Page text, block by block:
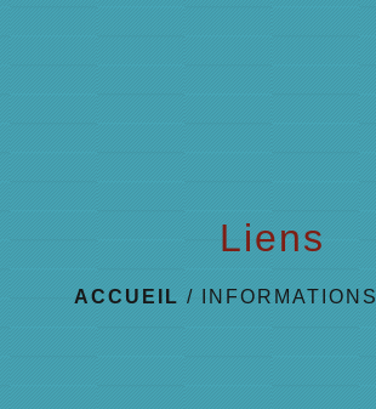
Liens
ACCUEIL / INFORMATIONS